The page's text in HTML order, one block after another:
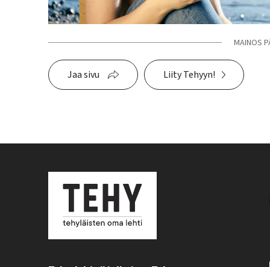
MAINOS
Jaa sivu Liity Tehyyn!